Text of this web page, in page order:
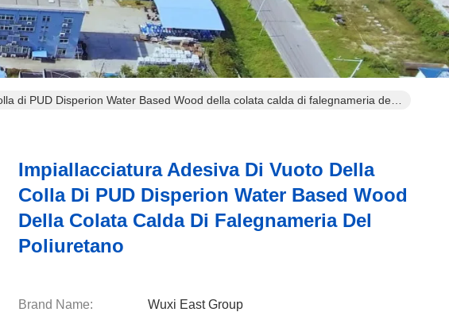
di PUD Disperion Water Based Wood della colata calda di falegnameria del
Impiallacciatura Adesiva Di Vuoto Della
Colla Di PUD Disperion Water Based Wood
Della Colata Calda Di Falegnameria Del
Poliuretano
Brand Name: Wuxi East Group